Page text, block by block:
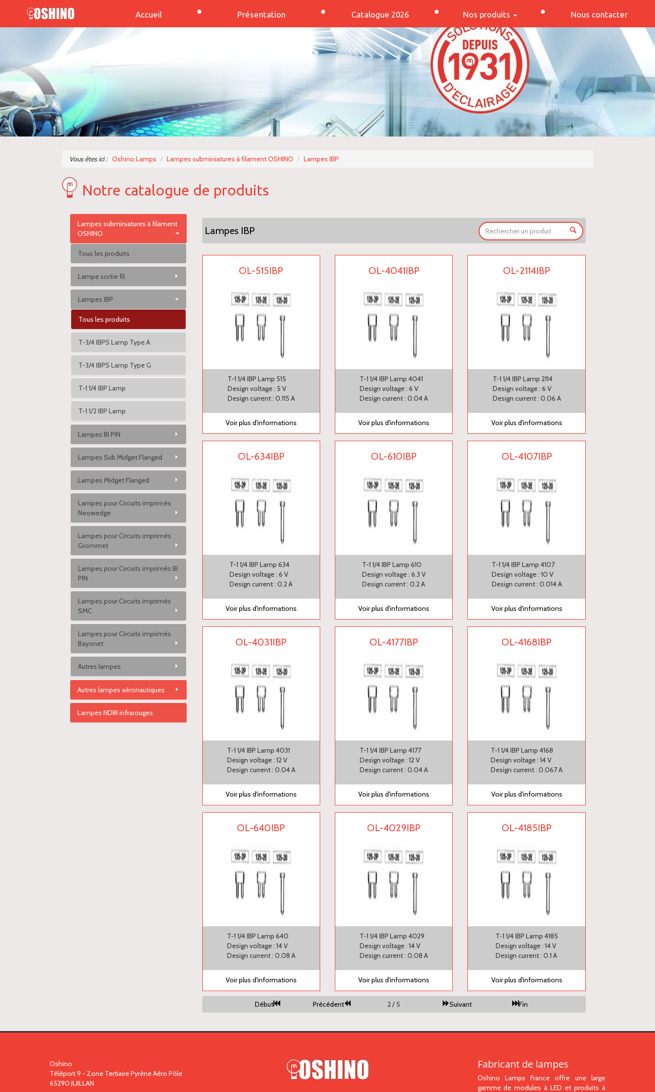
Accueil Présentation Catalogue 2026 Nos produits Nous contacter
Vous êtes ici : Oshino Lamps Lampes subminiatures à filament OSHINO Lampes IBP
Notre catalogue de produits
Lampes subminiatures à filament
OSHINO
Tous les produits
Lampe sortie fil
Lampes IBP
Tous les produits
T-3/4 IBPS Lamp Type A
T-3/4 IBPS Lamp Type G
T-1 1/4 IBP Lamp
T-1 1/2 IBP Lamp
Lampes BI PIN
Lampes Sub Midget Flanged
Lampes Midget Flanged
Lampes pour Circuits imprimés
Neowedge
Lampes pour Circuits imprimés
Grommet
Lampes pour Circuits imprimés BI
PIN
Lampes pour Circuits imprimés
SMC
Lampes pour Circuits imprimés
Bayonet
Autres lampes
Autres lampes aéronautiques
Lampes NDIR infrarouges
Lampes IBP
OL-515IBP
T-1 1/4 IBP Lamp 515
Design voltage : 5 V
Design current : 0.115 A
Voir plus d'informations
OL-4041IBP
T-1 1/4 IBP Lamp 4041
Design voltage : 6 V
Design current : 0.04 A
Voir plus d'informations
OL-2114IBP
T-1 1/4 IBP Lamp 2114
Design voltage : 6 V
Design current : 0.06 A
Voir plus d'informations
OL-634IBP
T-1 1/4 IBP Lamp 634
Design voltage : 6 V
Design current : 0.2 A
Voir plus d'informations
OL-610IBP
T-1 1/4 IBP Lamp 610
Design voltage : 6.3 V
Design current : 0.2 A
Voir plus d'informations
OL-4107IBP
T-1 1/4 IBP Lamp 4107
Design voltage : 10 V
Design current : 0.014 A
Voir plus d'informations
OL-4031IBP
T-1 1/4 IBP Lamp 4031
Design voltage : 12 V
Design current : 0.04 A
Voir plus d'informations
OL-4177IBP
T-1 1/4 IBP Lamp 4177
Design voltage : 12 V
Design current : 0.04 A
Voir plus d'informations
OL-4168IBP
T-1 1/4 IBP Lamp 4168
Design voltage : 14 V
Design current : 0.067 A
Voir plus d'informations
OL-640IBP
T-1 1/4 IBP Lamp 640
Design voltage : 14 V
Design current : 0.08 A
Voir plus d'informations
OL-4029IBP
T-1 1/4 IBP Lamp 4029
Design voltage : 14 V
Design current : 0.08 A
Voir plus d'informations
OL-4185IBP
T-1 1/4 IBP Lamp 4185
Design voltage : 14 V
Design current : 0.1 A
Voir plus d'informations
Début Précédent 2 / 5 Suivant Fin
Oshino
Téléport 9 - Zone Tertiaire Pyrène Aéro Pôle
65290 JUILLAN
Fabricant de lampes
Oshino Lamps France offre une large
gamme de modules à LED et produits à